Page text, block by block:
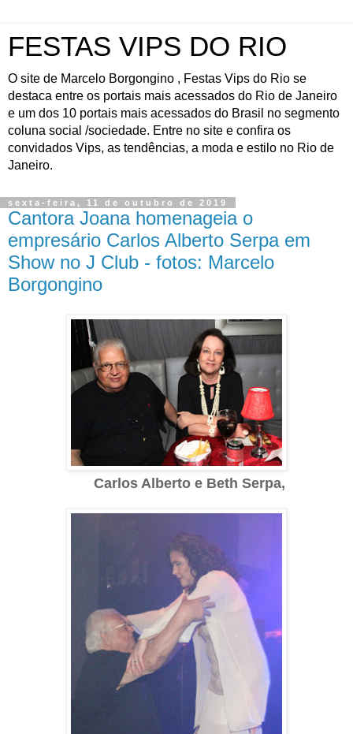
FESTAS VIPS DO RIO
O site de Marcelo Borgongino , Festas Vips do Rio se
destaca entre os portais mais acessados do Rio de Janeiro
e um dos 10 portais mais acessados do Brasil no segmento
coluna social /sociedade. Entre no site e confira os
convidados Vips, as tendências, a moda e estilo no Rio de
Janeiro.
sexta-feira, 11 de outubro de 2019
Cantora Joana homenageia o
empresário Carlos Alberto Serpa em
Show no J Club - fotos: Marcelo
Borgongino
Carlos Alberto e Beth Serpa,